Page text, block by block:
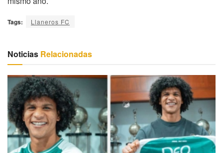
Tags: Llaneros FC
Noticias Relacionadas